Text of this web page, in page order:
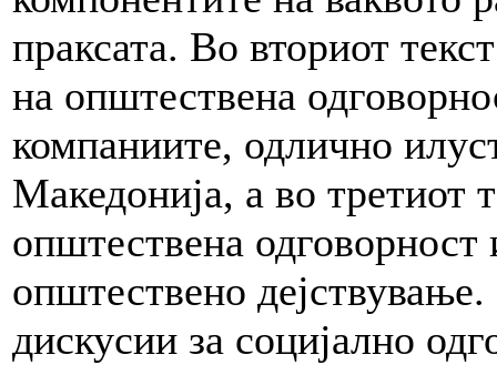
праксата. Во вториот
на општествена
компаниите, одлично
Македонија, а во третиот
општествена одговорност
општествено
дискусии за социјално